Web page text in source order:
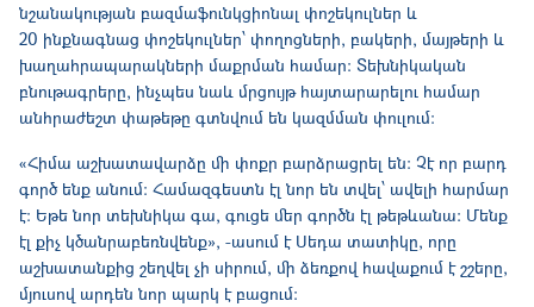
նշանակության բազմաֆունկցիոնալ փոշեկուլներ և
20 ինքնագնաց փոշեկուլներ՝ փողոցների, բակերի, մայթերի և
խաղահրապարակների մաքրման համար: Տեխնիկական
բնութագրերը, ինչպես նաև մրցույթ հայտարարելու համար
անհրաժեշտ փաթեթը գտնվում են կազմման փուլում:
«Հիմա աշխատավարձը մի փոքր բարձրացրել են։ Չէ որ բարդ
գործ ենք անում։ Համազգեստն էլ նոր են տվել՝ ավելի հարմար
է։ Եթե նոր տեխնիկա գա, գուցե մեր գործն էլ թեթևանա։ Մենք
էլ քիչ կծանրաբեռնվենք», -ասում է Սեդա տատիկը, որը
աշխատանքից շեղվել չի սիրում, մի ձեռքով հավաքում է շշերը,
մյուսով արդեն նոր պարկ է բացում։